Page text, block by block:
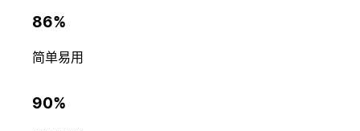
86%
简单易用
90%